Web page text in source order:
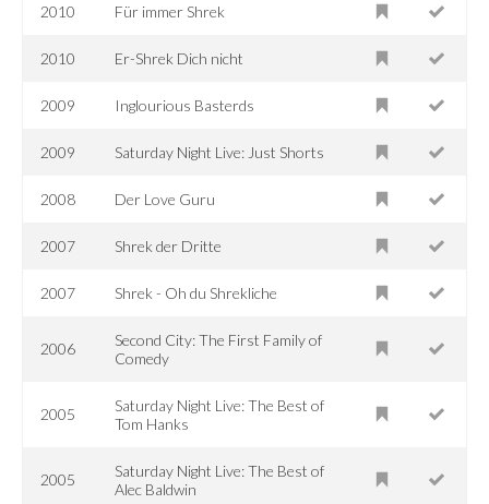
2010 Für immer Shrek
2010 Er-Shrek Dich nicht
2009 Inglourious Basterds
2009 Saturday Night Live: Just Shorts
2008 Der Love Guru
2007 Shrek der Dritte
2007 Shrek - Oh du Shrekliche
2006
Second City: The First Family of
Comedy
2005
Saturday Night Live: The Best of
Tom Hanks
2005
Saturday Night Live: The Best of
Alec Baldwin